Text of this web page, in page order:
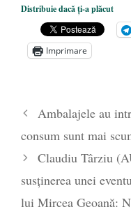
amazoniană,
COP30 - 14
Alegeri
Distribuie dacă ți-a plăcut
Imprimare
Ambalajele au
consum sunt mai
Claudiu Târziu
susținerea unei
lui Mircea Geoană: